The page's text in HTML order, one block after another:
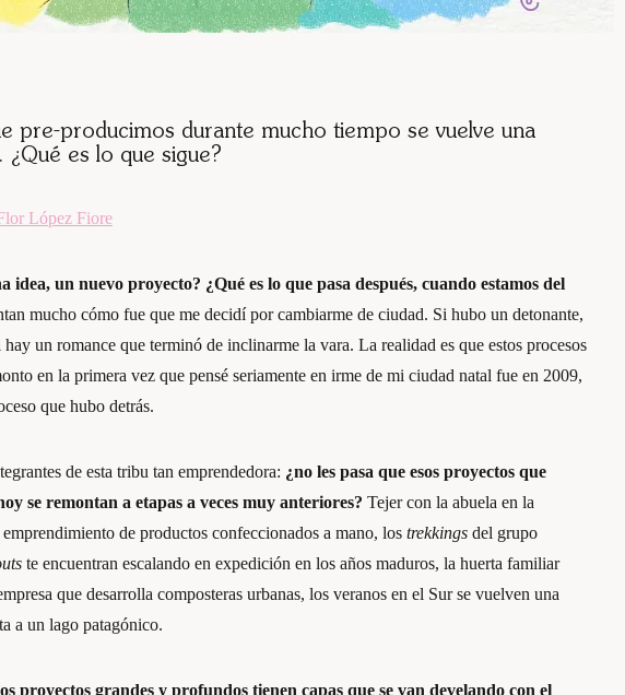
pre-producimos durante mucho tiempo se vuelve una
es lo que sigue?
López Fiore
idea, un nuevo proyecto? ¿Qué es lo que pasa después, cuando estamos del
mucho cómo fue que me decidí por cambiarme de ciudad. Si hubo un detonante,
un romance que terminó de inclinarme la vara. La realidad es que estos procesos
en la primera vez que pensé seriamente en irme de mi ciudad natal fue en 2009,
que hubo detrás.
de esta tribu tan emprendedora: ¿no les pasa que esos proyectos que
se remontan a etapas a veces muy anteriores? Tejer con la abuela en la
de productos confeccionados a mano, los trekkings del grupo
te encuentran escalando en expedición en los años maduros, la huerta familiar
que desarrolla composteras urbanas, los veranos en el Sur se vuelven una
a un lago patagónico.
proyectos grandes y profundos tienen capas que se van develando con el